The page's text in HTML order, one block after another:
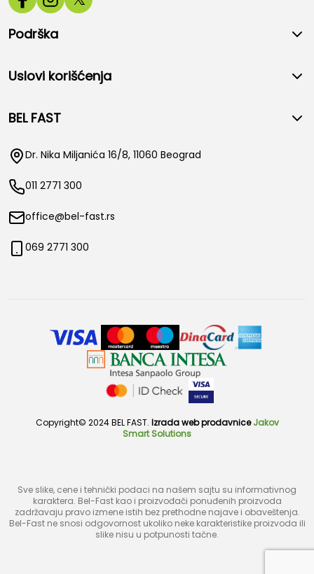
Podrška
Uslovi korišćenja
BEL FAST
Dr. Nika Miljanića 16/8, 11060 Beograd
011 2771 300
office@bel-fast.rs
069 2771 300
Copyright© 2024 BEL FAST. Izrada web prodavnice Jakov
Smart Solutions
Sve slike, cene i tehnički podaci na našem sajtu su informativnog
karaktera. Bel-Fast kao i proizvođači ponuđenih proizvoda
zadržavaju pravo izmene istih bez prethodne najave i obaveštenja.
Bel-Fast ne snosi odgovornost ukoliko neke karakteristike proizvoda ili
slike nisu u potpunosti tačne.